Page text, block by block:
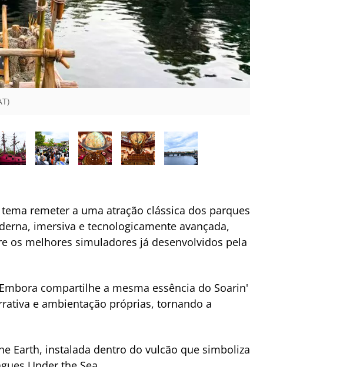
remeter a uma atração clássica dos parques
imersiva e tecnologicamente avançada,
os melhores simuladores já desenvolvidos pela
compartilhe a mesma essência do Soarin'
e ambientação próprias, tornando a
Earth, instalada dentro do vulcão que simboliza